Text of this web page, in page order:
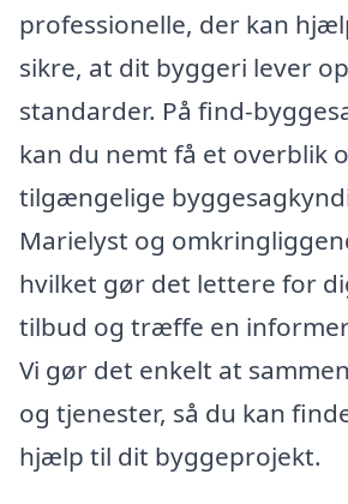
professionelle, der kan
sikre, at dit byggeri lever
standarder. På find-
kan du nemt få et overblik
tilgængelige
Marielyst og
hvilket gør det lettere for
tilbud og træffe en
Vi gør det enkelt at
og tjenester, så du kan
hjælp til dit byggeprojekt.